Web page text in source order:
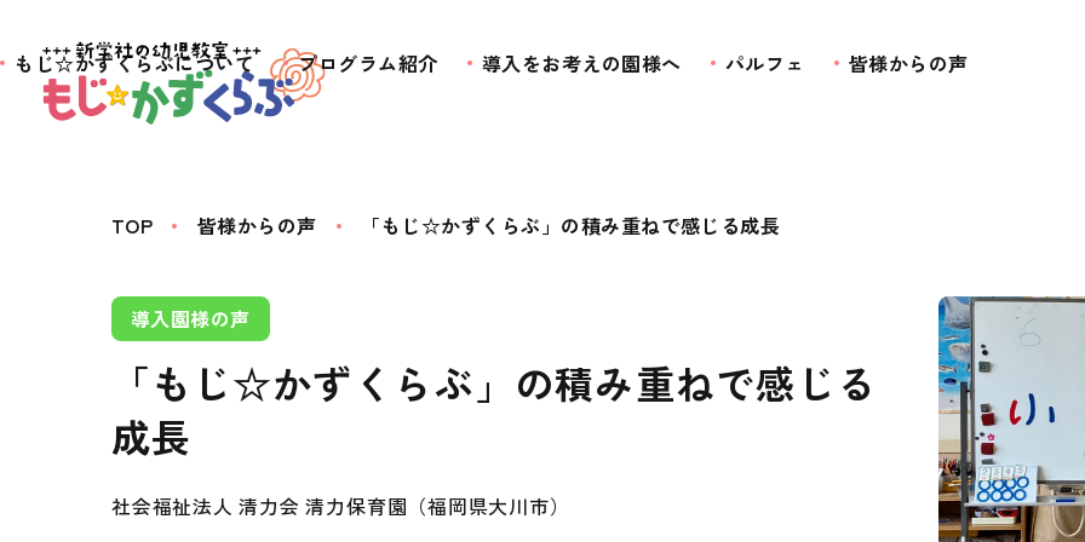
もじ☆かずくらぶについて プログラム紹介 導入をお考えの園様へ パルフェ 皆様からの声
TOP 皆様からの声 「もじ☆かずくらぶ」の積み重ねで感じる成長
導入園様の声
「もじ☆かずくらぶ」の積み重ねで感じる
成長
社会福祉法人 清力会 清力保育園（福岡県大川市）